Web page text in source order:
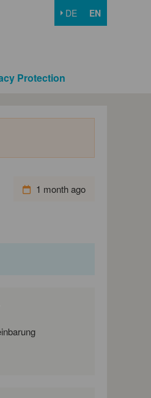
DE EN
Protection
1 month ago